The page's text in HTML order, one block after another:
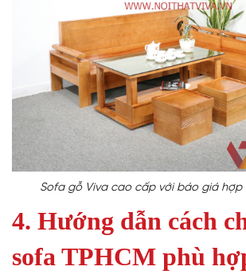
Sofa gỗ Viva cao cấp với báo giá hợp
4. Hướng dẫn cách
sofa TPHCM phù